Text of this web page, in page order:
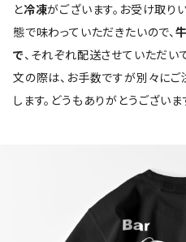
と冷凍がございます。お受け取
態で味わっていただきたいので、
で、それぞれ配送させていただい
文の際は、お手数ですが別々に
します。どうもありがとうございま